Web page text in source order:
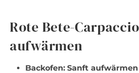
Rote Bete-Carpaccio
aufwärmen
Backofen: Sanft aufwärmen